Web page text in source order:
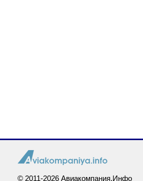
© 2011-2026 Авиакомпания.Инфо